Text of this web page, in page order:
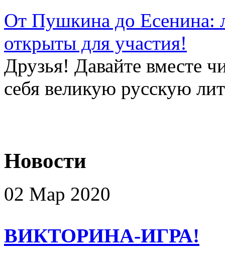
От Пушкина до Есенина:
открыты для участия!
Друзья! Давайте вместе
себя великую русскую
Новости
02 Мар 2020
ВИКТОРИНА-ИГРА!